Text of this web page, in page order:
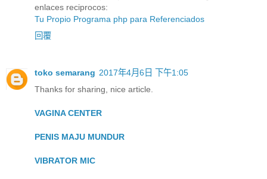
enlaces reciprocos:
Tu Propio Programa php para Referenciados
回覆
toko semarang 2017年4月6日 下午1:05
Thanks for sharing, nice article.
VAGINA CENTER
PENIS MAJU MUNDUR
VIBRATOR MIC